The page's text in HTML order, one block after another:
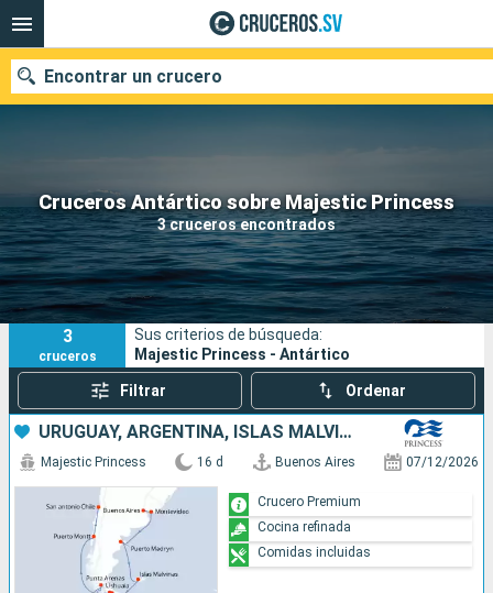
Cruceros Antártico sobre Majestic Princess
3 cruceros encontrados
Encontrar un crucero
Nuestros destinos
Fecha de salida
Puertos Compañías
Buscar
3
cruceros
Sus criterios de búsqueda:
Majestic Princess - Antártico
Filtrar Ordenar
URUGUAY, ARGENTINA, ISLAS MALVINAS, CHILE
Majestic Princess 16 d Buenos Aires 07/12/2026
Crucero Premium
Cocina refinada
Comidas incluidas